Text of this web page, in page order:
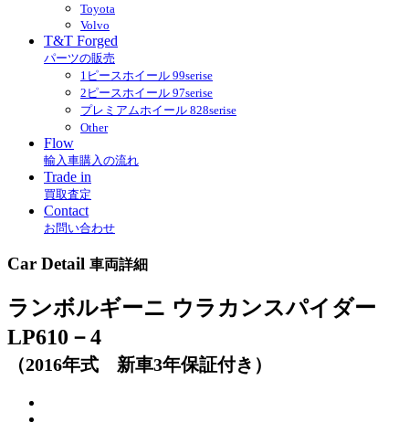
Toyota
Volvo
T&T Forged
パーツの販売
1ピースホイール 99serise
2ピースホイール 97serise
プレミアムホイール 828serise
Other
Flow
輸入車購入の流れ
Trade in
買取査定
Contact
お問い合わせ
Car Detail 車両詳細
ランボルギーニ ウラカンスパイダー
LP610－4
（2016年式 新車3年保証付き）